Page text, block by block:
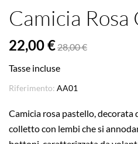
Camicia Rosa
22,00 €28,00 €
Tasse incluse
Riferimento: AA01
Camicia rosa pastello, decorata
colletto con lembi che si